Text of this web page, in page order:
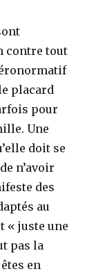
contre tout
placard
pour
Une
doit se
n’avoir
des
au
« juste une
pas la
en